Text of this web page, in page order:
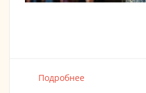
Подробнее